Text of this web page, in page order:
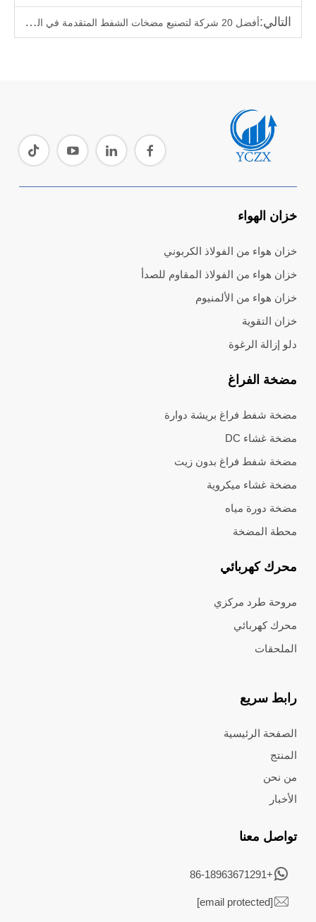
التالي:أفضل 20 شركة لتصنيع مضخات الشفط المتقدمة في الصين
خزان الهواء
خزان هواء من الفولاذ الكربوني
خزان هواء من الفولاذ المقاوم للصدأ
خزان هواء من الألمنيوم
خزان التقوية
دلو إزالة الرغوة
مضخة الفراغ
مضخة شفط فراغ بريشة دوارة
مضخة غشاء DC
مضخة شفط فراغ بدون زيت
مضخة غشاء ميكروية
مضخة دورة مياه
محطة المضخة
محرك كهربائي
مروحة طرد مركزي
محرك كهربائي
الملحقات
رابط سريع
الصفحة الرئيسية
المنتج
من نحن
الأخبار
تواصل معنا
+86-18963671291
[email protected]